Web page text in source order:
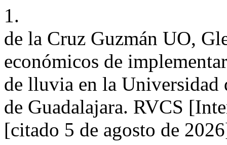
1.
de la Cruz Guzmán UO,
económicos de
de lluvia en la Universidad
de Guadalajara. RVCS
[citado 5 de agosto de